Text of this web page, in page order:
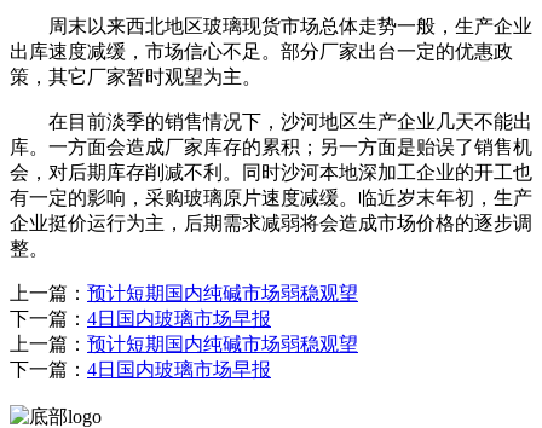
周末以来西北地区玻璃现货市场总体走势一般，生产企业
出库速度减缓，市场信心不足。部分厂家出台一定的优惠政
策，其它厂家暂时观望为主。
在目前淡季的销售情况下，沙河地区生产企业几天不能出
库。一方面会造成厂家库存的累积；另一方面是贻误了销售机
会，对后期库存削减不利。同时沙河本地深加工企业的开工也
有一定的影响，采购玻璃原片速度减缓。临近岁末年初，生产
企业挺价运行为主，后期需求减弱将会造成市场价格的逐步调
整。
上一篇： 预计短期国内纯碱市场弱稳观望
下一篇： 4日国内玻璃市场早报
上一篇： 预计短期国内纯碱市场弱稳观望
下一篇： 4日国内玻璃市场早报